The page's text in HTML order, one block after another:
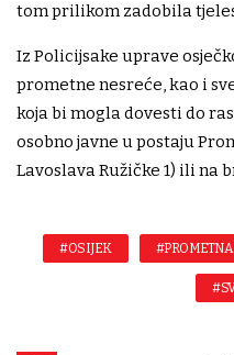
tom prilikom zadobila
Iz Policijsake uprave
prometne nesreće, kao i
koja bi mogla dovesti do
osobno javne u postaju
Lavoslava Ružičke 1) ili na
#OSIJEK